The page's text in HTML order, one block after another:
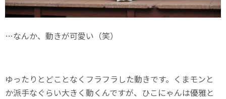
…なんか、動きが可愛い（笑）
ゆったりとどことなくフラフラした動きです。くまモンと
か派手なぐらい大きく動くんですが、ひこにゃんは優雅と